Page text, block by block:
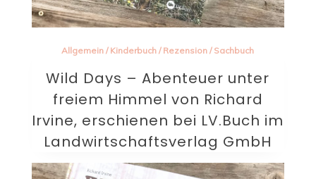
Allgemein / Kinderbuch / Rezension / Sachbuch
Wild Days – Abenteuer unter
freiem Himmel von Richard
Irvine, erschienen bei LV.Buch im
Landwirtschaftsverlag GmbH